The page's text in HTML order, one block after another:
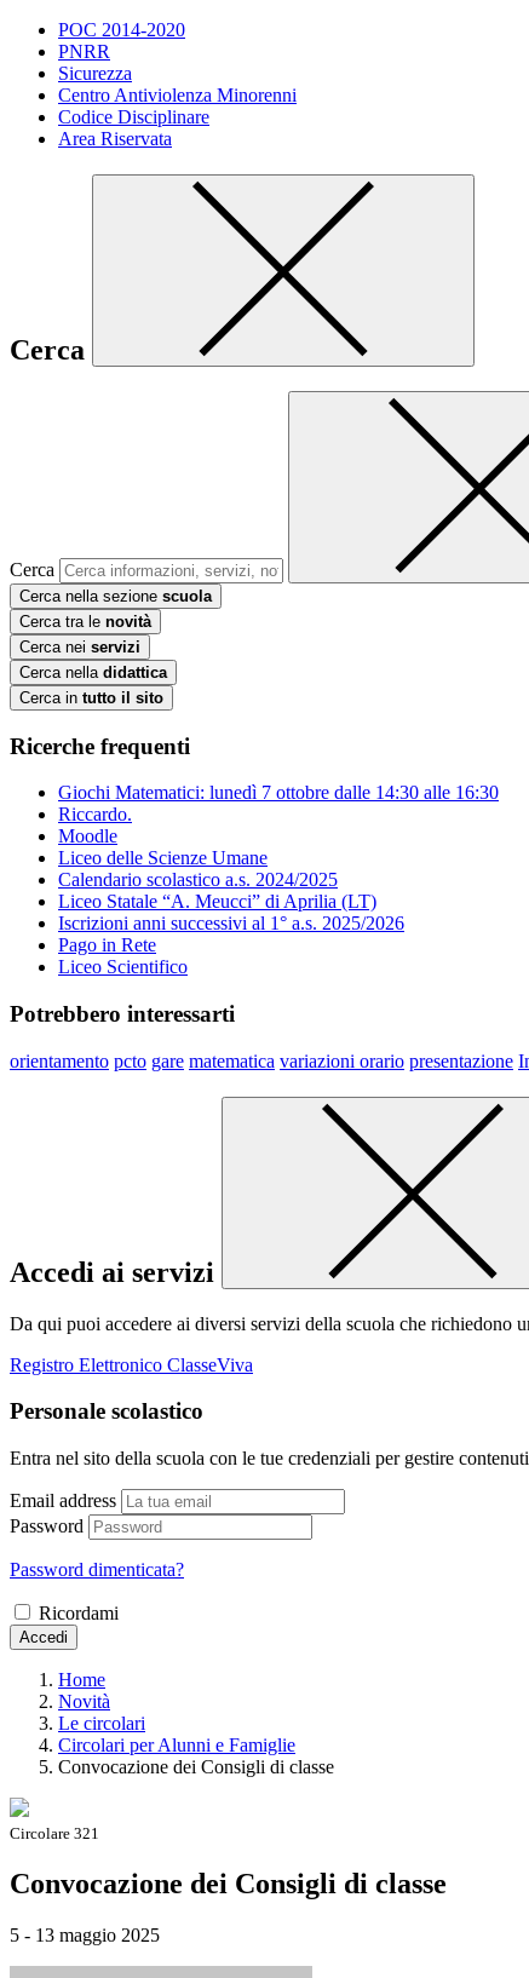
POC 2014-2020
PNRR
Sicurezza
Centro Antiviolenza Minorenni
Codice Disciplinare
Area Riservata
Cerca
Cerca
Cerca nella sezione scuola
Cerca tra le novità
Cerca nei servizi
Cerca nella didattica
Cerca in tutto il sito
Ricerche frequenti
Giochi Matematici: lunedì 7 ottobre dalle 14:30 alle 16:30
Riccardo.
Moodle
Liceo delle Scienze Umane
Calendario scolastico a.s. 2024/2025
Liceo Statale “A. Meucci” di Aprilia (LT)
Iscrizioni anni successivi al 1° a.s. 2025/2026
Pago in Rete
Liceo Scientifico
Potrebbero interessarti
orientamento pcto gare matematica variazioni orario presentazione
Accedi ai servizi
Da qui puoi accedere ai diversi servizi della scuola che richiedono
Registro Elettronico ClasseViva
Personale scolastico
Entra nel sito della scuola con le tue credenziali per gestire
Email address
Password
Password dimenticata?
Ricordami
Accedi
Home
Novità
Le circolari
Circolari per Alunni e Famiglie
Convocazione dei Consigli di classe
Circolare 321
Convocazione dei Consigli di classe
5 - 13 maggio 2025